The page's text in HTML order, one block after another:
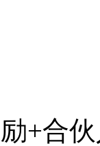
+合